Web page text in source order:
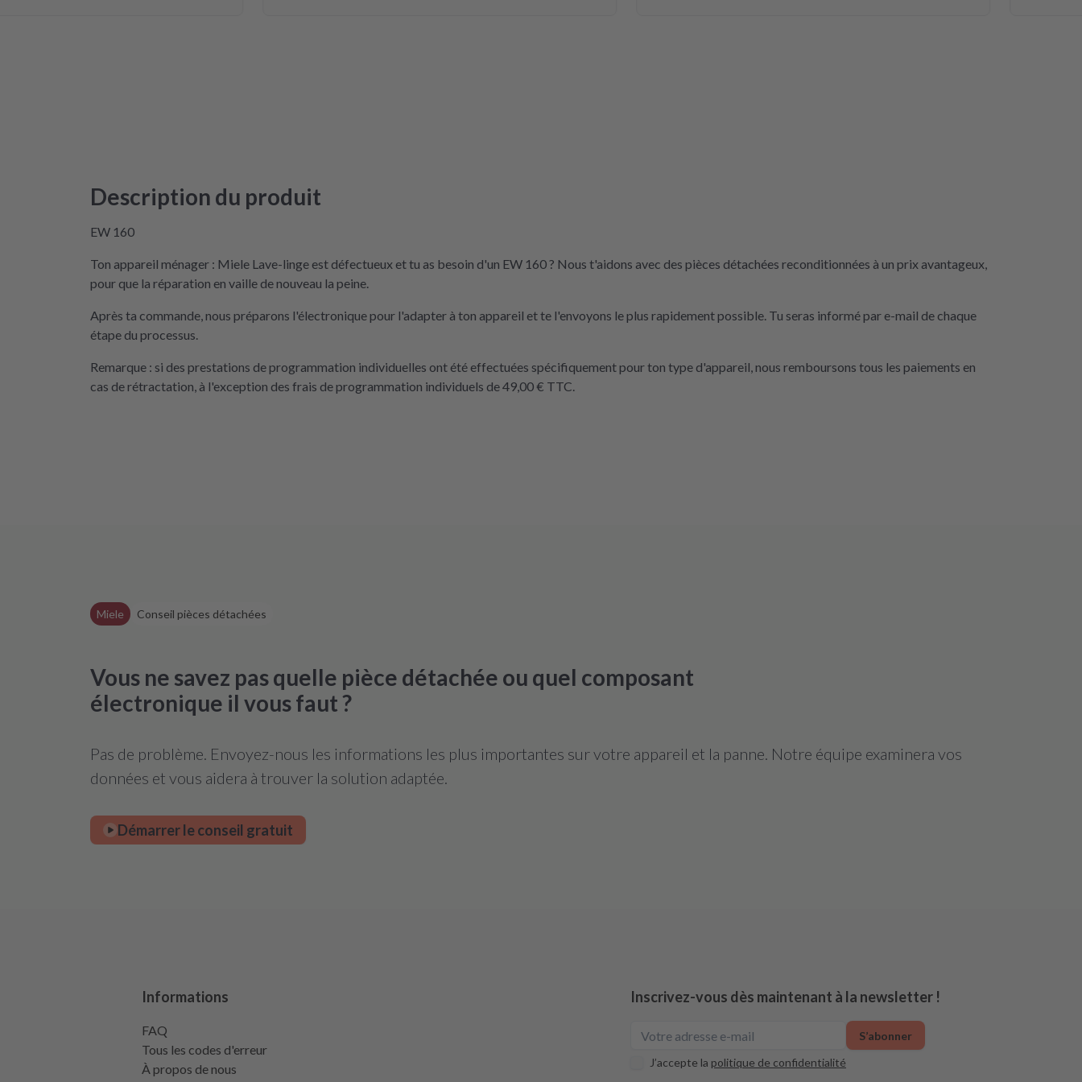
Description du produit
EW 160
Ton appareil ménager : Miele Lave-linge est défectueux et tu as besoin d'un EW 160 ? Nous t'aidons avec des pièces détachées reconditionnées à un prix avantageux,
pour que la réparation en vaille de nouveau la peine.
Après ta commande, nous préparons l'électronique pour l'adapter à ton appareil et te l'envoyons le plus rapidement possible. Tu seras informé par e-mail de chaque
étape du processus.
Remarque : si des prestations de programmation individuelles ont été effectuées spécifiquement pour ton type d'appareil, nous remboursons tous les paiements en
cas de rétractation, à l'exception des frais de programmation individuels de 49,00 € TTC.
Miele Conseil pièces détachées
Vous ne savez pas quelle pièce détachée ou quel composant
électronique il vous faut ?
Pas de problème. Envoyez-nous les informations les plus importantes sur votre appareil et la panne. Notre équipe examinera vos
données et vous aidera à trouver la solution adaptée.
Démarrer le conseil gratuit
Informations
FAQ
Tous les codes d'erreur
À propos de nous
Inscrivez-vous dès maintenant à la newsletter !
J’accepte la politique de confidentialité
S’abonner